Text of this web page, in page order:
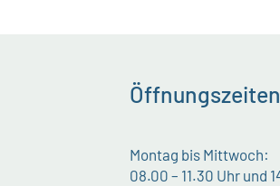
Öffnungszeiten
Montag bis Mittwoch:
08.00 – 11.30 Uhr und